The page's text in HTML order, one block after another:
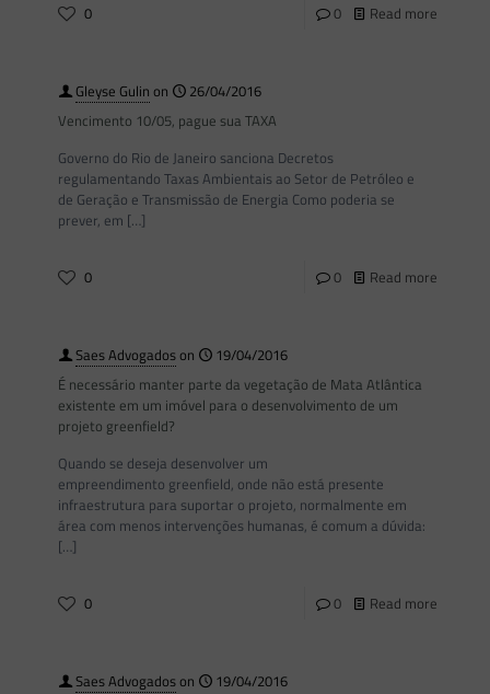
0 0 Read more
Gleyse Gulin on
26/04/2016
Vencimento 10/05, pague sua TAXA
Governo do Rio de Janeiro sanciona Decretos
regulamentando Taxas Ambientais ao Setor de Petróleo e
de Geração e Transmissão de Energia Como poderia se
prever, em […]
0 0 Read more
Saes Advogadoson
19/04/2016
É necessário manter parte da vegetação de Mata Atlântica
existente em um imóvel para o desenvolvimento de um
projeto greenfield?
Quando se deseja desenvolver um
empreendimento greenfield, onde não está presente
infraestrutura para suportar o projeto, normalmente em
área com menos intervenções humanas, é comum a dúvida:
[…]
0 0 Read more
Saes Advogadoson
19/04/2016